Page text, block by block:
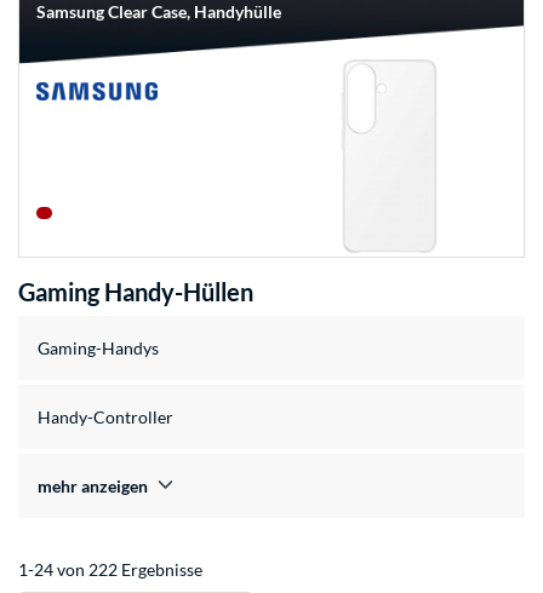
Samsung Clear Case, Handyhülle
Gaming Handy-Hüllen
Gaming-Handys
Handy-Controller
mehr anzeigen
1-24 von 222 Ergebnisse